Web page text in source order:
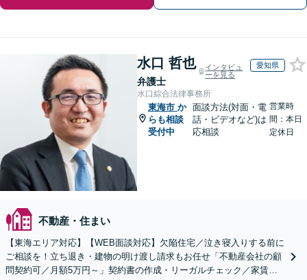
水口 哲也
弁護士
インタビュ
ーを見る
愛知県
水口綜合法律事務所
東海市 か
らも相談
受付中
面談方法(対面・電
話・ビデオなど)は
応相談
営業時
間：本日
定休日
不動産・住まい
【東海エリア対応】【WEB面談対応】欠陥住宅／泣き寝入りする前に
ご相談を！立ち退き・建物の明け渡し請求もお任せ「不動産会社の顧
問契約可／月額5万円～」契約書の作成・リーガルチェック／家賃の